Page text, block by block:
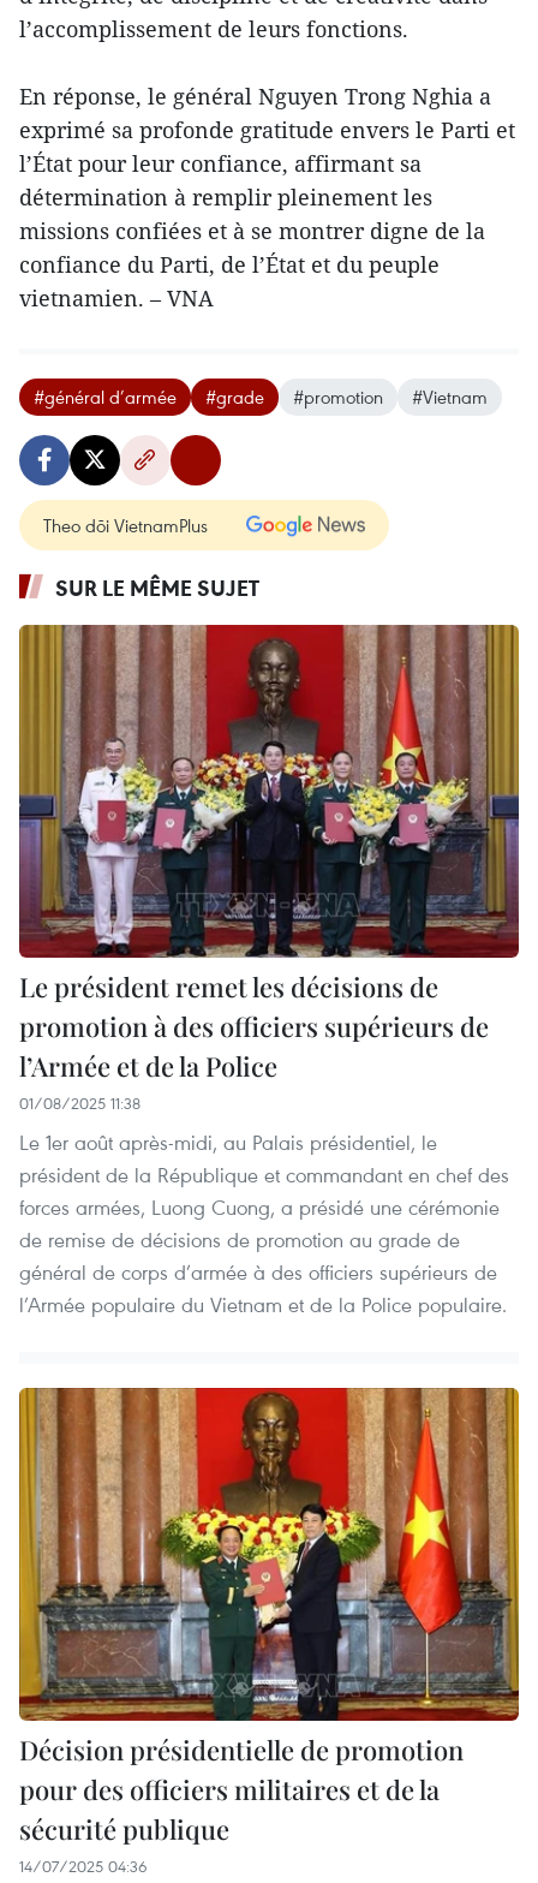
l’accomplissement de leurs fonctions.
En réponse, le général Nguyen Trong Nghia a
exprimé sa profonde gratitude envers le Parti et
l’État pour leur confiance, affirmant sa
détermination à remplir pleinement les
missions confiées et à se montrer digne de la
confiance du Parti, de l’État et du peuple
vietnamien. – VNA
#général d’armée #grade #promotion #Vietnam
Theo dõi VietnamPlus
SUR LE MÊME SUJET
Le président remet les décisions de
promotion à des officiers supérieurs de
l’Armée et de la Police
01/08/2025 11:38
Le 1er août après-midi, au Palais présidentiel, le
président de la République et commandant en chef des
forces armées, Luong Cuong, a présidé une cérémonie
de remise de décisions de promotion au grade de
général de corps d’armée à des officiers supérieurs de
l’Armée populaire du Vietnam et de la Police populaire.
Décision présidentielle de promotion
pour des officiers militaires et de la
sécurité publique
14/07/2025 04:36